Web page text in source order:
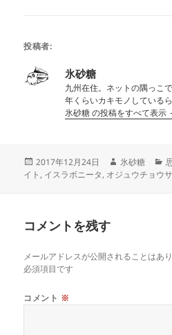
投稿者:
氷砂糖
九州在住。ネットの隅っこ
年くらいカキモノしているら
氷砂糖 の投稿をすべて表示
投
稿
2017年12月24日
作
成
氷砂糖
イト , イスラボニータ, オジュウチョウ
コメントを残す
メールアドレスが公開されることはあり
必須項目です
コメント ※